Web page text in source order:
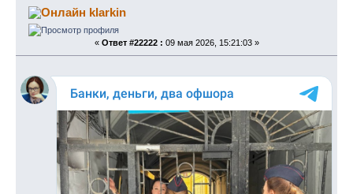
klarkin
« Ответ #22222 : 09 мая 2026, 15:21:03 »